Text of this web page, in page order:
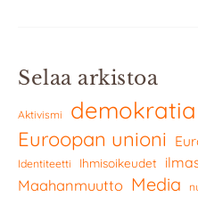
Selaa arkistoa
Aktivismi demokratia
Euroopan unioni
Identiteetti Ihmisoikeudet
Maahanmuutto Media